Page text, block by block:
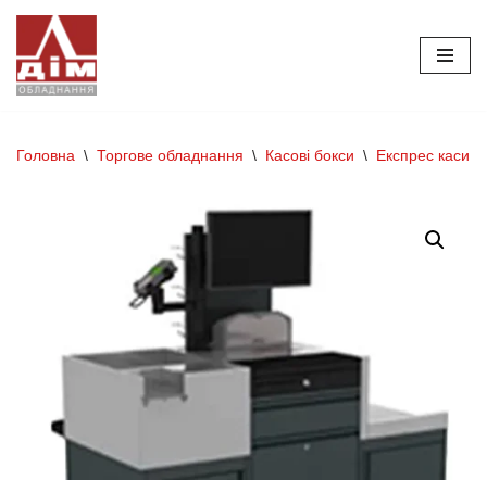
Перейти
до
Головна \ Торгове обладнання \ Касові бокси \ Експрес каси